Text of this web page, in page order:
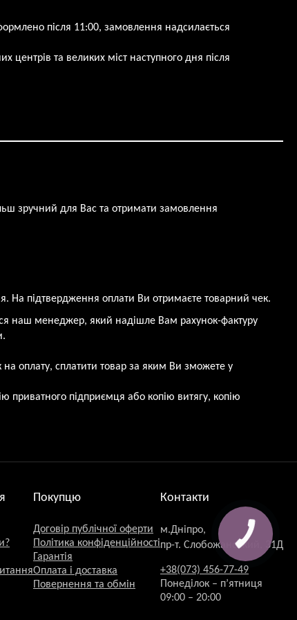
після 11:00, замовлення надсилається
центрів та великих міст наступного дня після
зручний для Вас та отримати замовлення
На підтвердження оплати Ви отримаєте товарний чек.
наш менеджер, який надішле Вам рахунок-фактуру
оплату, сплатити товар за яким Ви зможете у
приватного підприємця або копію витягу, копію
Покупцю
Договір публічної оферти
Політика конфіденційності
Гарантія
Оплата і доставка
Повернення та обмін
Контакти
м.Дніпро,
пр-т. Слобожанський, 31Д
+38(073) 456-77-49
Понеділок – п’ятниця
09:00 – 20:00
КНОПКА
ЗВ'ЯЗКУ